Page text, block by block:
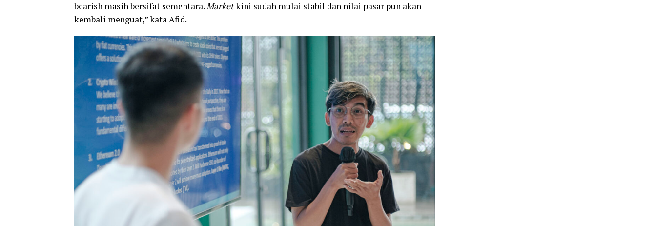
bearish masih bersifat sementara.Marketkini sudah mulai stabil dan nilai pasar pun akan
kembali menguat,” kata Afid.